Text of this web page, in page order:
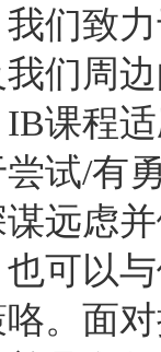
我们致
我们周
IB课程
尝试/有
谋远虑
可以
咯。面